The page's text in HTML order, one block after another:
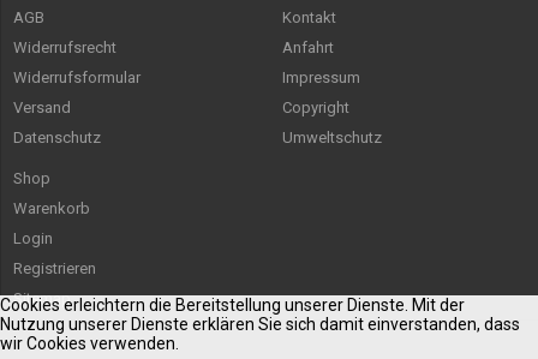
AGB
Widerrufsrecht
Widerrufsformular
Versand
Datenschutz
Kontakt
Anfahrt
Impressum
Copyright
Umweltschutz
Shop
Warenkorb
Login
Registrieren
Sitemap
Cookies erleichtern die Bereitstellung unserer Dienste. Mit der
Nutzung unserer Dienste erklären Sie sich damit einverstanden, dass
wir Cookies verwenden.